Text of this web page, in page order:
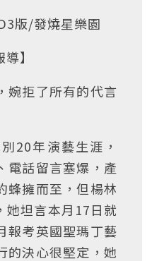
版/發燒星樂園
】
婉拒了所有的代言
20年演藝生涯，
電話留言塞爆，產
蜂擁而至，但楊林
她坦言本月17日就
報考英國聖瑪丁藝
的決心很堅定，她